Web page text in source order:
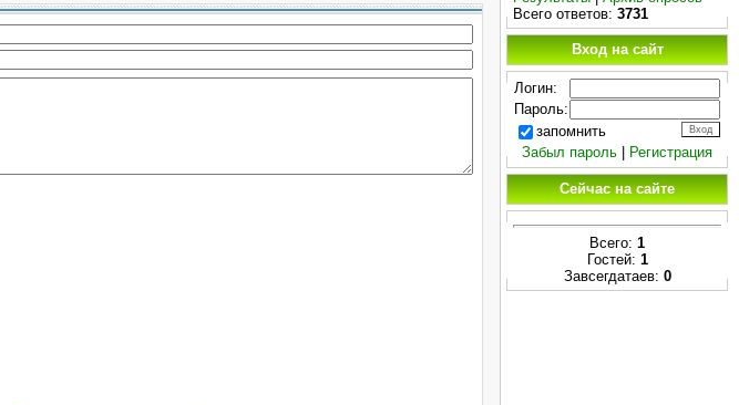
Всего ответов: 3731
Вход на сайт
Логин:
Пароль:
запомнить
Забыл пароль
Регистрация
Сейчас на сайте
Всего: 1
Гостей: 1
Завсегдатаев: 0